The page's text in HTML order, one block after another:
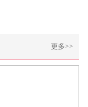
更多>>